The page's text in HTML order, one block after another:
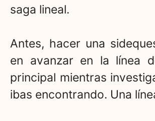
saga lineal.
Antes, hacer una
en avanzar en la línea
principal mientras
ibas encontrando. Una